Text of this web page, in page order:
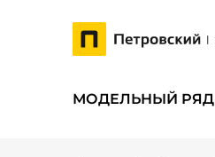
МОДЕЛЬНЫЙ РЯД